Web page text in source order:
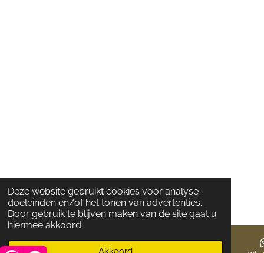
Deze website gebruikt cookies voor analyse-
doeleinden en/of het tonen van advertenties.
Door gebruik te blijven maken van de site gaat u
hiermee akkoord.
Akkoord